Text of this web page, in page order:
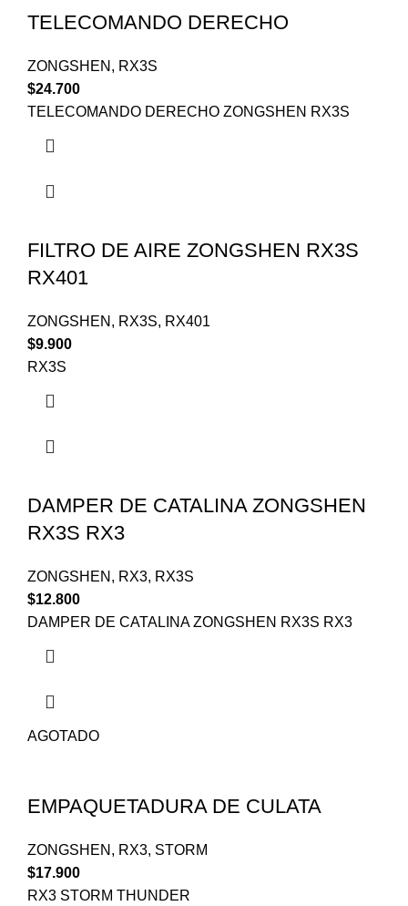
TELECOMANDO DERECHO
ZONGSHEN , RX3S
$24.700
TELECOMANDO DERECHO ZONGSHEN RX3S
FILTRO DE AIRE ZONGSHEN RX3S
RX401
ZONGSHEN , RX3S, RX401
$9.900
RX3S
DAMPER DE CATALINA ZONGSHEN
RX3S RX3
ZONGSHEN , RX3, RX3S
$12.800
DAMPER DE CATALINA ZONGSHEN RX3S RX3
AGOTADO
EMPAQUETADURA DE CULATA
ZONGSHEN , RX3, STORM
$17.900
RX3 STORM THUNDER